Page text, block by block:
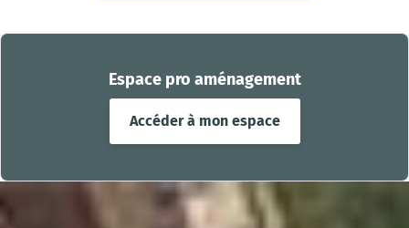
Espace pro aménagement
Accéder à mon espace